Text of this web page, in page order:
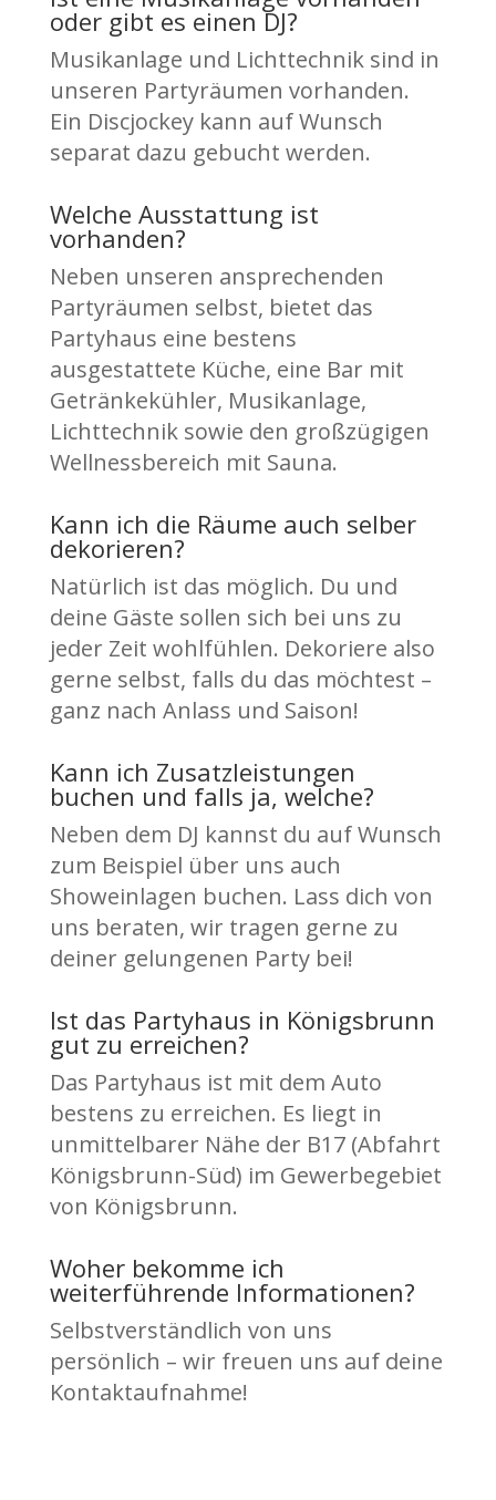
oder gibt es einen DJ?
Musikanlage und Lichttechnik sind in
unseren Partyräumen vorhanden.
Ein Discjockey kann auf Wunsch
separat dazu gebucht werden.
Welche Ausstattung ist
vorhanden?
Neben unseren ansprechenden
Partyräumen selbst, bietet das
Partyhaus eine bestens
ausgestattete Küche, eine Bar mit
Getränkekühler, Musikanlage,
Lichttechnik sowie den großzügigen
Wellnessbereich mit Sauna.
Kann ich die Räume auch selber
dekorieren?
Natürlich ist das möglich. Du und
deine Gäste sollen sich bei uns zu
jeder Zeit wohlfühlen. Dekoriere also
gerne selbst, falls du das möchtest –
ganz nach Anlass und Saison!
Kann ich Zusatzleistungen
buchen und falls ja, welche?
Neben dem DJ kannst du auf Wunsch
zum Beispiel über uns auch
Showeinlagen buchen. Lass dich von
uns beraten, wir tragen gerne zu
deiner gelungenen Party bei!
Ist das Partyhaus in Königsbrunn
gut zu erreichen?
Das Partyhaus ist mit dem Auto
bestens zu erreichen. Es liegt in
unmittelbarer Nähe der B17 (Abfahrt
Königsbrunn-Süd) im Gewerbegebiet
von Königsbrunn.
Woher bekomme ich
weiterführende Informationen?
Selbstverständlich von uns
persönlich – wir freuen uns auf deine
Kontaktaufnahme!